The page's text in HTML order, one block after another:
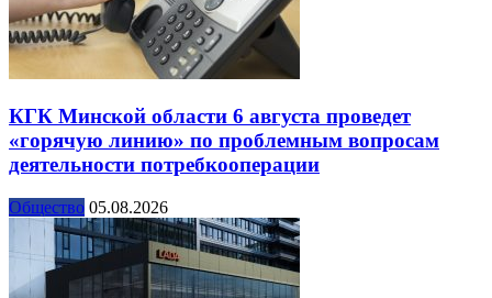
КГК Минской области 6 августа проведет
«горячую линию» по проблемным вопросам
деятельности потребкооперации
Общество 05.08.2026